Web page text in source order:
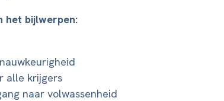
het bijlwerpen:
alle krijgers
naar volwassenheid